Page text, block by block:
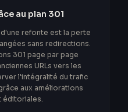
au plan 301
refonte est la perte
sans redirections.
301 page par page
URLs vers les
l'intégralité du trafic
aux améliorations
éditoriales.